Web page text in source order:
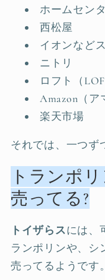
ホームセン
西松屋
イオンなど
ニトリ
ロフト（
Amazon（ア
楽天市場
それでは、一つず
トランポ
売ってる?
トイザらスには、
ランポリンや、シ
売ってるようです。